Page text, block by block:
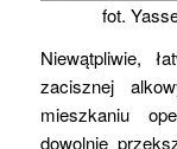
fot.
Niewątpliwie,
zacisznej
mieszkaniu
dowolnie